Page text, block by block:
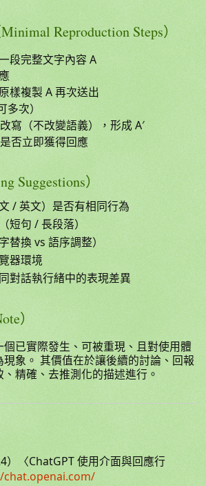
Reproduction Steps）
段完整文字內容 A
樣複製 A 再次送出
次）
寫（不改變語義），形成 A′
否立即獲得回應
Suggestions）
/ 英文）是否有相同行為
短句 / 長段落）
替換 vs 語序調整）
器環境
對話執行緒中的表現差異
）
已實際發生、可被重現、且對使用體
象。 其價值在於讓後續的討論、回報
精確、去推測化的描述進行。
）〈ChatGPT 使用介面與回應行